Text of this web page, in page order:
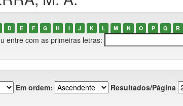
D E F G H I J K L M N O P Q R
entre com as primeiras letras:
Em ordem: Resultados/Página